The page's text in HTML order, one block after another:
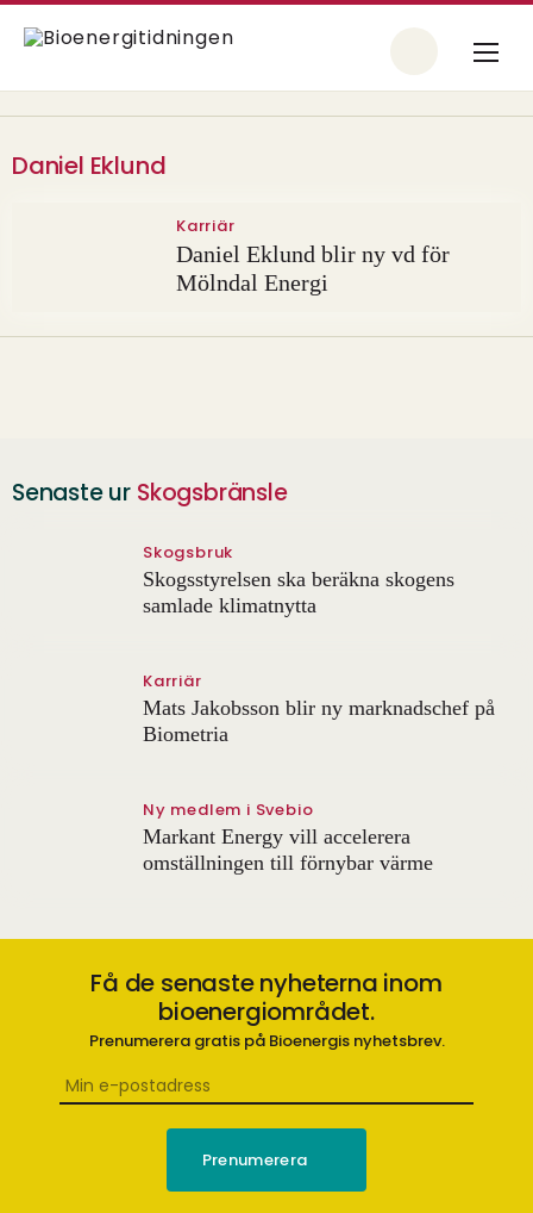
Daniel Eklund
Karriär
Daniel Eklund blir ny vd för
Mölndal Energi
Senaste ur Skogsbränsle
Skogsbruk
Skogsstyrelsen ska beräkna skogens
samlade klimatnytta
Karriär
Mats Jakobsson blir ny marknadschef på
Biometria
Ny medlem i Svebio
Markant Energy vill accelerera
omställningen till förnybar värme
Få de senaste nyheterna inom
bioenergiområdet.
Prenumerera gratis på Bioenergis nyhetsbrev.